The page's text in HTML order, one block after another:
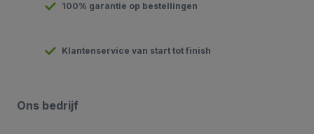
100% garantie op bestellingen
Klantenservice van start tot finish
Ons bedrijf